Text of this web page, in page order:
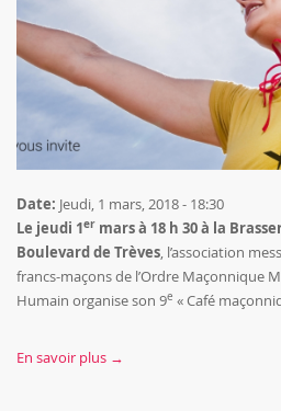
Date: Jeudi, 1 mars, 2018 - 18:30
Le jeudi 1er mars à 18 h 30 à la
Boulevard de Trèves, l’association
francs-maçons de l’Ordre Maçonnique
Humain organise son 9e « Café
En savoir plus →